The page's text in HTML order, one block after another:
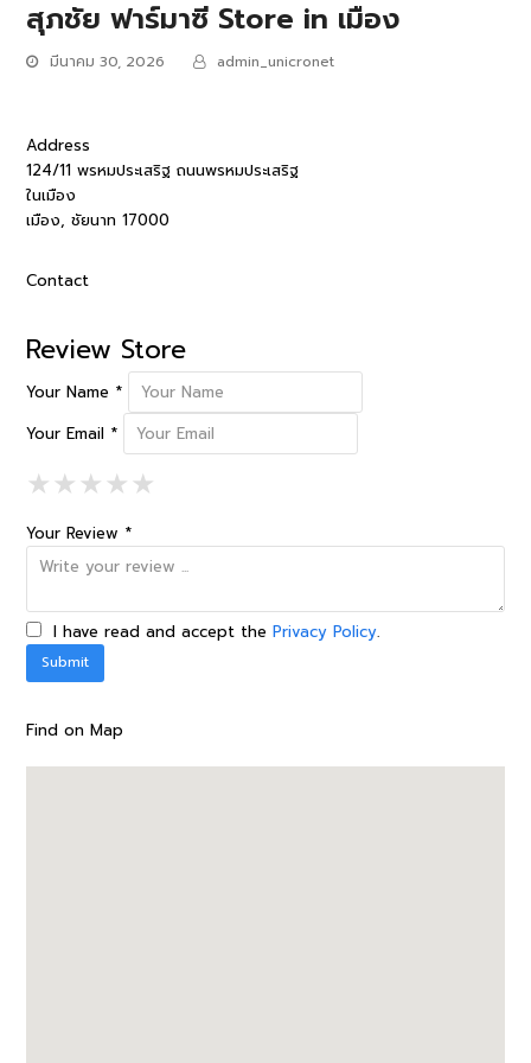
สุภชัย ฟาร์มาซี Store in เมือง
มีนาคม 30, 2026 admin_unicronet
Address
124/11 พรหมประเสริฐ ถนนพรหมประเสริฐ
ในเมือง
เมือง, ชัยนาท 17000
Contact
Review Store
Your Name *
Your Email *
★1 Star
★★2 Stars
★★★3 Stars
★★★★4 Stars
★★★★★5 Stars
Your Review *
I have read and accept thePrivacy Policy.
Find on Map